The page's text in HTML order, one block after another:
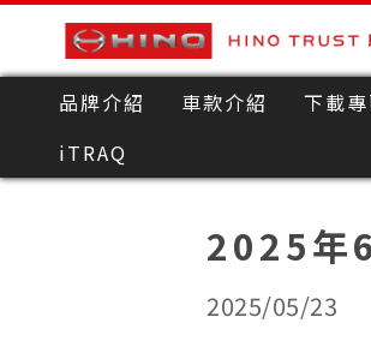
品牌介紹 車款介紹 下載
iTRAQ
2025年
2025/05/23